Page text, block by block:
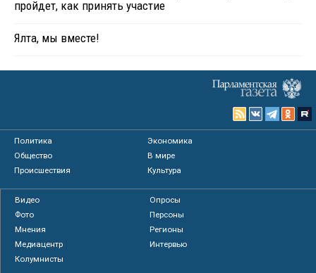
пройдет, как принять участие
Ялта, мы вместе!
Политика
Экономика
Общество
В мире
Происшествия
Культура
Видео
Опросы
Фото
Персоны
Мнения
Регионы
Медиацентр
Интервью
Колумнисты